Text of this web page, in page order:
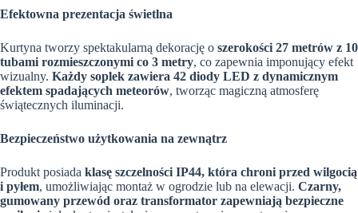
Efektowna prezentacja świetlna
Kurtyna tworzy spektakularną dekorację o szerokości 27 metrów z 10
tubami rozmieszczonymi co 3 metry, co zapewnia imponujący efekt
wizualny. Każdy soplek zawiera 42 diody LED z dynamicznym
efektem spadających meteorów, tworząc magiczną atmosferę
świątecznych iluminacji.
Bezpieczeństwo użytkowania na zewnątrz
Produkt posiada klasę szczelności IP44, która chroni przed wilgocią
i pyłem, umożliwiając montaż w ogrodzie lub na elewacji. Czarny,
gumowany przewód oraz transformator zapewniają bezpieczne